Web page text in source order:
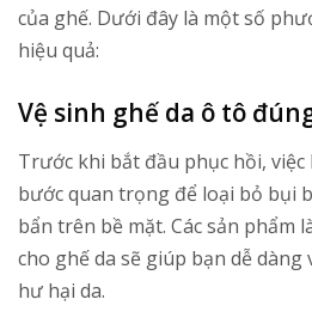
của ghế. Dưới đây là một số
hiệu quả:
Vệ sinh ghế da ô tô
Trước khi bắt đầu phục hồi, việc
bước quan trọng để loại bỏ bụi
bẩn trên bề mặt. Các sản phẩm
cho ghế da sẽ giúp bạn dễ dàng
hư hại da.